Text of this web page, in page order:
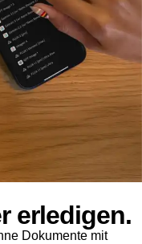
erledigen.
Dokumente mit